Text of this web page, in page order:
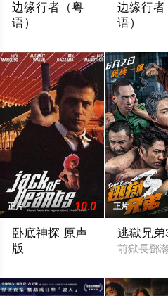
边缘行者（粤
语）
边缘行者
语）
正片 10.0
卧底神探 原声
版
正片
逃獄兄弟
前獄長鄧